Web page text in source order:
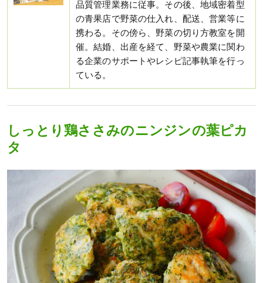
品質管理業務に従事。その後、地域密着型
の青果店で野菜の仕入れ、配送、営業等に
携わる。その傍ら、野菜の切り方教室を開
催。結婚、出産を経て、野菜や農業に関わ
る企業のサポートやレシピ記事執筆を行っ
ている。
しっとり鶏ささみのニンジンの葉ピカ
タ